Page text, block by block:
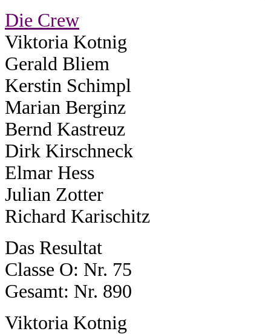
Die Crew
Viktoria Kotnig
Gerald Bliem
Kerstin Schimpl
Marian Berginz
Bernd Kastreuz
Dirk Kirschneck
Elmar Hess
Julian Zotter
Richard Karischitz
Das Resultat
Classe O: Nr. 75
Gesamt: Nr. 890
Viktoria Kotnig